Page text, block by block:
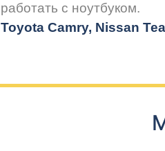
работать с ноутбуком.
Toyota Camry, Nissan